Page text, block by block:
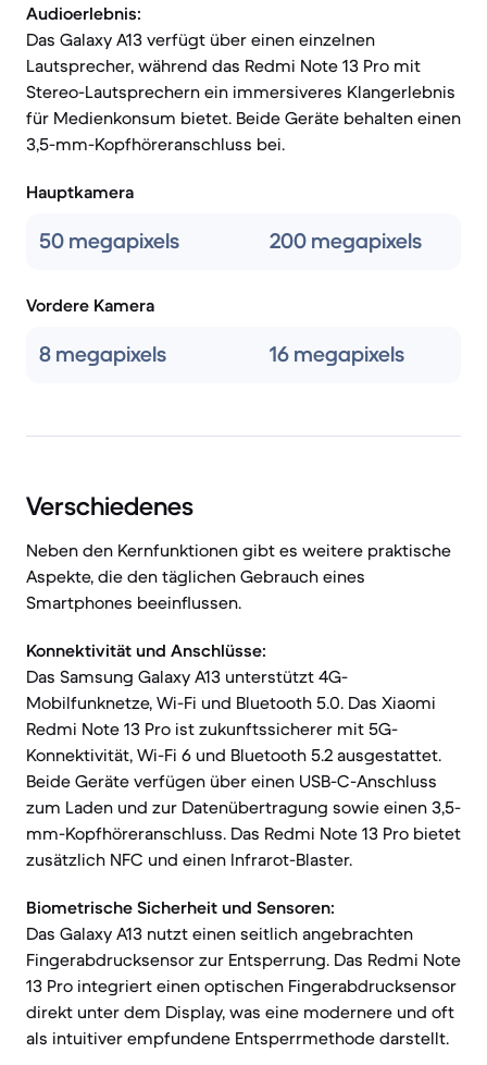
Audioerlebnis:
Das Galaxy A13 verfügt über einen einzelnen
Lautsprecher, während das Redmi Note 13 Pro mit
Stereo-Lautsprechern ein immersiveres Klangerlebnis
für Medienkonsum bietet. Beide Geräte behalten einen
3,5-mm-Kopfhöreranschluss bei.
Hauptkamera
50 megapixels 200 megapixels
Vordere Kamera
8 megapixels 16 megapixels
Verschiedenes
Neben den Kernfunktionen gibt es weitere praktische
Aspekte, die den täglichen Gebrauch eines
Smartphones beeinflussen.
Konnektivität und Anschlüsse:
Das Samsung Galaxy A13 unterstützt 4G-
Mobilfunknetze, Wi-Fi und Bluetooth 5.0. Das Xiaomi
Redmi Note 13 Pro ist zukunftssicherer mit 5G-
Konnektivität, Wi-Fi 6 und Bluetooth 5.2 ausgestattet.
Beide Geräte verfügen über einen USB-C-Anschluss
zum Laden und zur Datenübertragung sowie einen 3,5-
mm-Kopfhöreranschluss. Das Redmi Note 13 Pro bietet
zusätzlich NFC und einen Infrarot-Blaster.
Biometrische Sicherheit und Sensoren:
Das Galaxy A13 nutzt einen seitlich angebrachten
Fingerabdrucksensor zur Entsperrung. Das Redmi Note
13 Pro integriert einen optischen Fingerabdrucksensor
direkt unter dem Display, was eine modernere und oft
als intuitiver empfundene Entsperrmethode darstellt.